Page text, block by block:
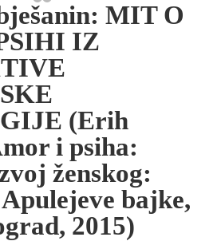
MIT O
IZ
(Erih
i psiha:
ženskog:
bajke,
2015)